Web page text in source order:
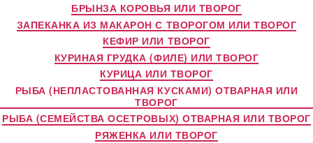
БРЫНЗА КОРОВЬЯ ИЛИ ТВОРОГ
ЗАПЕКАНКА ИЗ МАКАРОН С ТВОРОГОМ ИЛИ ТВОРОГ
КЕФИР ИЛИ ТВОРОГ
КУРИНАЯ ГРУДКА (ФИЛЕ) ИЛИ ТВОРОГ
КУРИЦА ИЛИ ТВОРОГ
РЫБА (НЕПЛАСТОВАННАЯ КУСКАМИ) ОТВАРНАЯ ИЛИ
ТВОРОГ
РЫБА (СЕМЕЙСТВА ОСЕТРОВЫХ) ОТВАРНАЯ ИЛИ ТВОРОГ
РЯЖЕНКА ИЛИ ТВОРОГ